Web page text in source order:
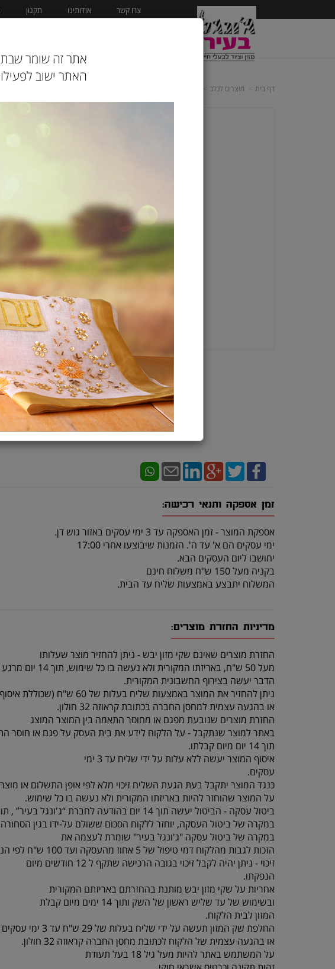
צרו קשר אודותינו תקנון
מוצרים
דף בית מוצרים לכלב
זמן אספקה ותנאי רכישה:
אספקת המוצר - זמן האספקה עד 3 ימי עסקים באזור גוש דן.
ימי עסקים הם א' עד ה'. הזמנות שיבוצעו אחרי 17:00
יחושבו ליום העסקים הבא.
בקניה מעל 150 ש"ח משלוח חינם
המשלוח יתבצע באמצעות שליח עד הבית.
מדיניות החזרת מוצרים:
החזרת מוצרים שאינם שקי מזון יבש - ניתן להחזיר מוצר שעלותו
מעל 50 ש"ח, באריזתו המקורית ולא נעשה בו כל שימוש, תוך 14 יום מרגע קבלתו.
הדבר יעשה בצירוף החשבונית המקורית.
ניתן להחזיר את המוצר באמצעות שליח בעלות של 60 ש"ח (שכוללת איסוף מהלקוח והחזרה לחנות)
או בהגעה עצמית למחסן החברה בכתובת קראוזה 32 חולון.
החזרת מוצרים שנובעת מפגם או מחוסר התאמה בין המוצר המוצג
באתר למוצר שנתקבל - על הלקוח לידע את בית העסק על פגם או חוסר
תוך 14 יום מיום קבלתו.
איסוף המוצר יעשה ללא עלות על ידי שליח עד 3 ימי
עסקים.
כנגד המוצר יתקבל בעת הגעת השליח זיכוי מלא לפי אופן התשלום או
על המוצר שהוחזר להיות באריזתו המקורית ולא נעשה בו כל שימוש.
ביטול עסקה - הביטול יעשה תוך 14 יום בהודעה לחברת “ג'ונגל בעיר” , תוך ציון סיבת הביטול באמצעות טלפון 077-5523309.
במקרה של ביטול העסקה, יוחזר ללקוח הסכום ששולם על-ידו בגין הסחורה
במקרה של ביטול עסקה "ג'ונגל בעיר" שומרת לעצמה את
הזכות לגבות מהלקוח דמי טיפול של 5 אחוז מהעסקה ועד 100 ש"ח לפי הנמוך.
זיכוי - ניתן יהיה לקבל זיכוי בגובה הרכישה שתקף ל 12 חודשים מיום
הנפקתו.
אחריות על שקי מזון יבש מותנת בהחזרתם באריזתם המקורית
ובשימוש של עד שליש ראשון של השק ותוך 14 ימים מיום קבלת
המזון לבית הלקוח.
החלפת שק המזון תעשה על ידי שליח בעלות של 29 ש"ח עד 3 ימי עסקים
או בהגעה עצמית של הלקוח לכתובת מחסן החברה קראוזה 32 חולון.
על המשתמש באתר להיות מעל גיל 18 בעל תעודת
אתר זה שומר שבת
האתר ישוב